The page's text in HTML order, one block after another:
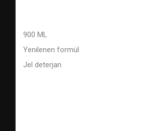
900 ML
Yenilenen formül
Jel deterjan